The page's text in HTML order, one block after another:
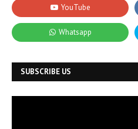
SUBSCRIBE US